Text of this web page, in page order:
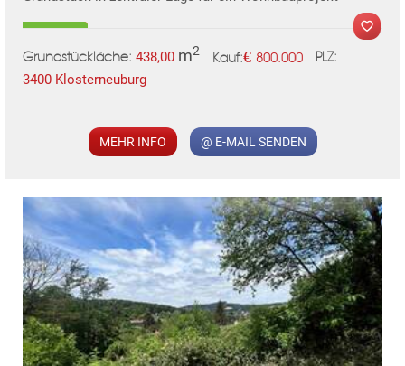
TE
Grundstückläche: 438,00 m2 Kauf:€ 800.000 PLZ:
3400 Klosterneuburg
MEHR INFO @ E-MAIL SENDEN